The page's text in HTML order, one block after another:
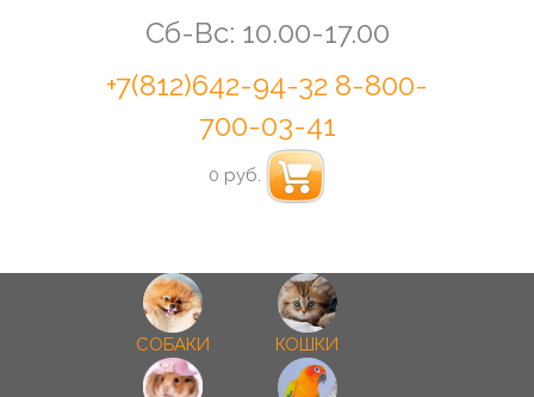
Сб-Вс: 10.00-17.00
+7(812)642-94-32 8-800-
700-03-41
0 руб.
СОБАКИ КОШКИ